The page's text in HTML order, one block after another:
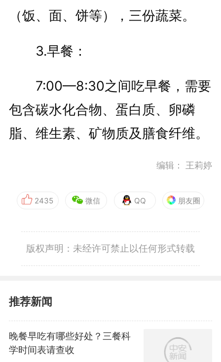
（饭、面、饼等），三份蔬菜。
3.早餐：
7:00—8:30之间吃早餐，需要
包含碳水化合物、蛋白质、卵磷
脂、维生素、矿物质及膳食纤维。
编辑： 王莉婷
2435 微信 QQ 朋友圈
版权声明：未经许可禁止以任何形式转载
推荐新闻
晚餐早吃有哪些好处？三餐科
学时间表请查收